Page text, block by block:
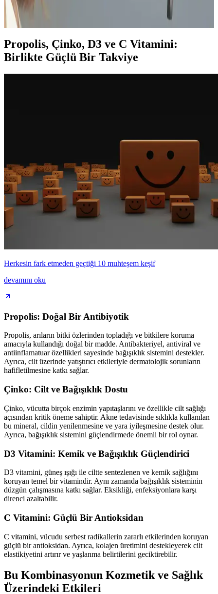
sorunlarına yol açabilir. Saç tipi ve ihtiyaçlara göre dengeli seçim
önemlidir.
Propolis, Çinko, D3 ve C Vitamini:
Birlikte Güçlü Bir Takviye
Herkesin fark etmeden geçtiği 10 muhteşem keşif
devamını oku
Propolis: Doğal Bir Antibiyotik
Propolis, arıların bitki özlerinden topladığı ve bitkilere koruma
amacıyla kullandığı doğal bir madde. Antibakteriyel, antiviral ve
antiinflamatuar özellikleri sayesinde bağışıklık sistemini destekler.
Ayrıca, cilt üzerinde yatıştırıcı etkileriyle dermatolojik sorunların
hafifletilmesine katkı sağlar.
Çinko: Cilt ve Bağışıklık Dostu
Çinko, vücutta birçok enzimin yapıtaşlarını ve özellikle cilt sağlığı
açısından kritik öneme sahiptir. Akne tedavisinde sıklıkla kullanılan
bu mineral, cildin yenilenmesine ve yara iyileşmesine destek olur.
Ayrıca, bağışıklık sistemini güçlendirmede önemli bir rol oynar.
D3 Vitamini: Kemik ve Bağışıklık Güçlendirici
D3 vitamini, güneş ışığı ile ciltte sentezlenen ve kemik sağlığını
koruyan temel bir vitamindir. Aynı zamanda bağışıklık sisteminin
düzgün çalışmasına katkı sağlar. Eksikliği, enfeksiyonlara karşı
direnci azaltabilir.
C Vitamini: Güçlü Bir Antioksidan
C vitamini, vücudu serbest radikallerin zararlı etkilerinden koruyan
güçlü bir antioksidan. Ayrıca, kolajen üretimini destekleyerek cilt
elastikiyetini artırır ve yaşlanma belirtilerini geciktirebilir.
Bu Kombinasyonun Kozmetik ve Sağlık
Üzerindeki Etkileri